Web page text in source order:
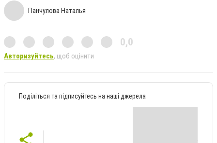
Панчулова Наталья
0,0
Авторизуйтесь, щоб оцінити
Поділіться та підписуйтесь на наші джерела